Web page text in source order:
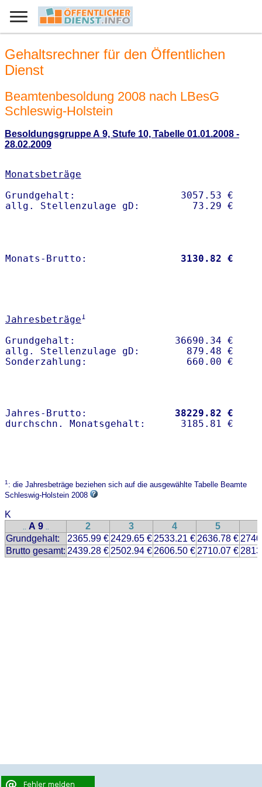
Gehaltsrechner für den Öffentlichen
Dienst
Beamtenbesoldung 2008 nach LBesG
Schleswig-Holstein
Besoldungsgruppe A 9, Stufe 10, Tabelle 01.01.2008 -
28.02.2009
Monatsbeträge
Grundgehalt:                  3057.53 €
Monats-Brutto: 3130.82 €
Jahresbeträge1
Grundgehalt:                 36690.34 €
allg. Stellenzulage gD:        879.48 €
Jahres-Brutto: 38229.82 €
1: die Jahresbeträge beziehen sich auf die ausgewählte Tabelle Beamte
Schleswig-Holstein 2008
K
.. A 9 .. 2 3 4 5
Grundgehalt:
2365.99 € 2429.65 € 2533.21 € 2636.78 €
Brutto gesamt: 2439.28 € 2502.94 € 2606.50 € 2710.07 €